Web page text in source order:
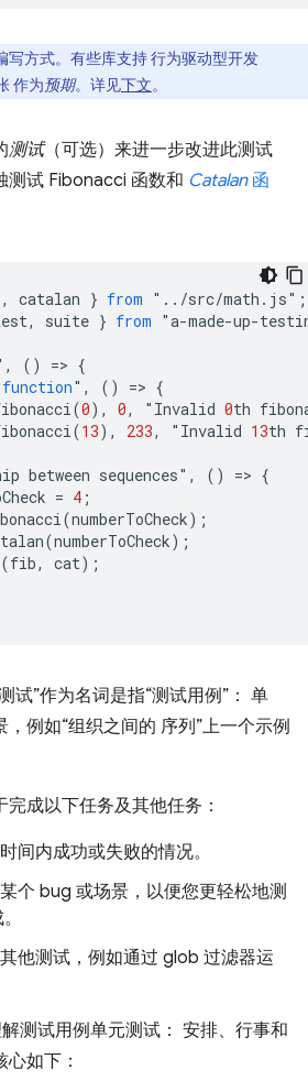
写方式。有些库支持 行为驱动型开发
作为预期。详见下文。
测试（可选）来进一步改进此测试
测试 Fibonacci 函数和 Catalan函
, catalan } from " .. /src/math . js" ;
, suite } from "a-made-up-
, () => {
function" , () => {
(0), 0, " Invalid 0th
(13), 233, " Invalid 13th
between sequences" , () => {
= 4 ;
(numberToCheck);
(numberToCheck);
(fib, cat);
试”作为名词是指“测试用例” ： 单
例如“组织之间的 序列”上一个示例
成以下任务及其他任务：
间内成功或失败的情况。
个 bug 或场景，以便您更轻松地测
他测试，例如通过 glob 过滤器运
测试用例单元测试： 安排、行事和
如下：